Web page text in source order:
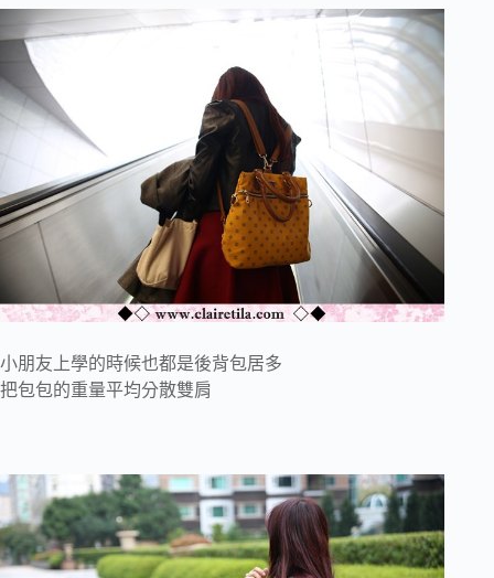
小朋友上學的時候也都是後背包居多
把包包的重量平均分散雙肩